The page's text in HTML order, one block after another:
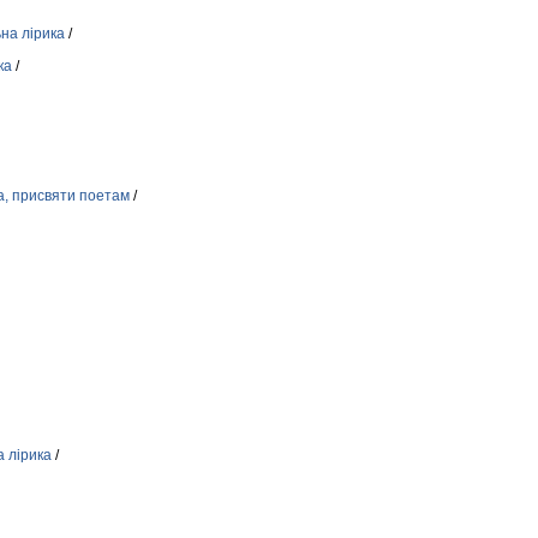
лірика /
/
присвяти поетам /
лірика /